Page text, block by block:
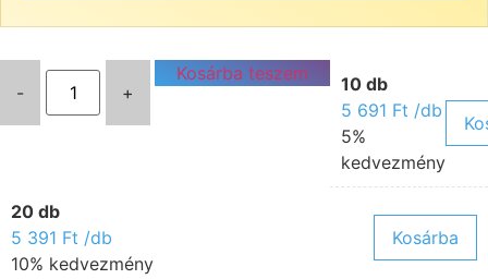
- +
Kosárba teszem
10 db
5 691 Ft /db
5%
kedvezmény
20 db
5 391 Ft /db
10% kedvezmény
Kosárba